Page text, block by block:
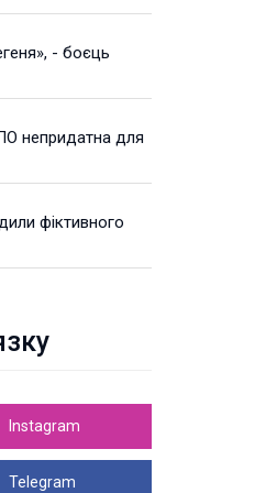
- боєць
непридатна для
фіктивного
Sports та Sony G-
Державний
Instagram
Telegram